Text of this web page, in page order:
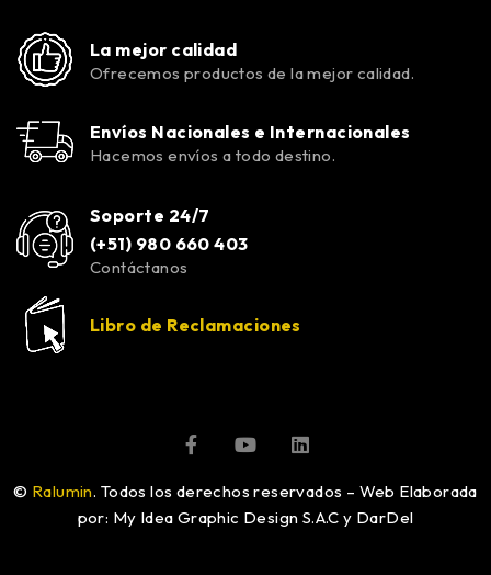
La mejor calidad
Ofrecemos productos de la mejor calidad.
Envíos Nacionales e Internacionales
Hacemos envíos a todo destino.
Soporte 24/7
(+51) 980 660 403
Contáctanos
Libro de Reclamaciones
© Ralumin. Todos los derechos reservados – Web Elaborada
por: My Idea Graphic Design S.A.C y DarDel